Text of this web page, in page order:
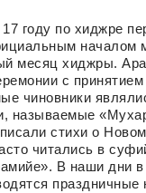
году по хиджре
началом
месяц хиджры.
с
чиновники
называемые
стихи о
читались в
В наши дни в
праздничные